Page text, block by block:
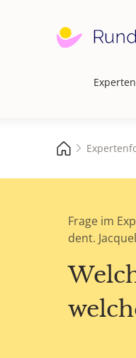
Frage im
dent.